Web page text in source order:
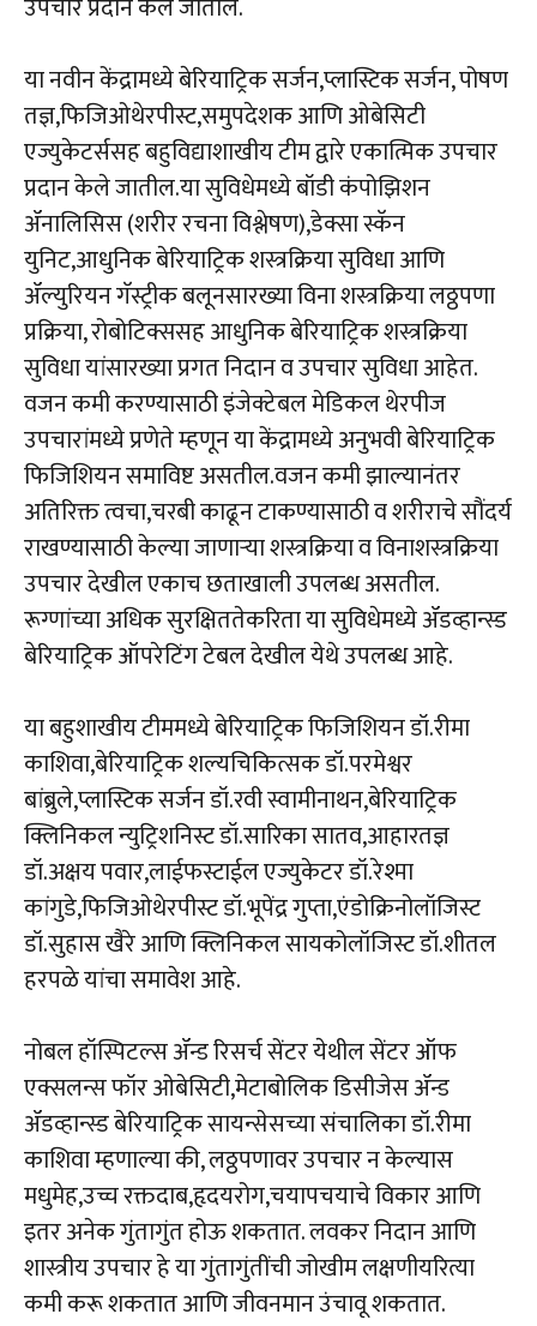
या नवीन केंद्रामध्ये बेरियाट्रिक सर्जन,प्लास्टिक सर्जन, पोषण
तज्ञ,फिजिओथेरपीस्ट,समुपदेशक आणि ओबेसिटी
एज्युकेटर्ससह बहुविद्याशाखीय टीम द्वारे एकात्मिक उपचार
प्रदान केले जातील.या सुविधेमध्ये बॉडी कंपोझिशन
ॲनालिसिस (शरीर रचना विश्लेषण),डेक्सा स्कॅन
युनिट,आधुनिक बेरियाट्रिक शस्त्रक्रिया सुविधा आणि
ॲल्युरियन गॅस्ट्रीक बलूनसारख्या विना शस्त्रक्रिया लठ्ठपणा
प्रक्रिया, रोबोटिक्ससह आधुनिक बेरियाट्रिक शस्त्रक्रिया
सुविधा यांसारख्या प्रगत निदान व उपचार सुविधा आहेत.
वजन कमी करण्यासाठी इंजेक्टेबल मेडिकल थेरपीज
उपचारांमध्ये प्रणेते म्हणून या केंद्रामध्ये अनुभवी बेरियाट्रिक
फिजिशियन समाविष्ट असतील.वजन कमी झाल्यानंतर
अतिरिक्त त्वचा,चरबी काढून टाकण्यासाठी व शरीराचे सौंदर्य
राखण्यासाठी केल्या जाणाऱ्या शस्त्रक्रिया व विनाशस्त्रक्रिया
उपचार देखील एकाच छताखाली उपलब्ध असतील.
रूग्णांच्या अधिक सुरक्षिततेकरिता या सुविधेमध्ये ॲडव्हान्स्ड
बेरियाट्रिक ऑपरेटिंग टेबल देखील येथे उपलब्ध आहे.
या बहुशाखीय टीममध्ये बेरियाट्रिक फिजिशियन डॉ.रीमा
काशिवा,बेरियाट्रिक शल्यचिकित्सक डॉ.परमेश्वर
बांब्रुले,प्लास्टिक सर्जन डॉ.रवी स्वामीनाथन,बेरियाट्रिक
क्लिनिकल न्युट्रिशनिस्ट डॉ.सारिका सातव,आहारतज्ञ
डॉ.अक्षय पवार,लाईफस्टाईल एज्युकेटर डॉ.रेश्मा
कांगुडे,फिजिओथेरपीस्ट डॉ.भूपेंद्र गुप्ता,एंडोक्रिनोलॉजिस्ट
डॉ.सुहास खैरे आणि क्लिनिकल सायकोलॉजिस्ट डॉ.शीतल
हरपळे यांचा समावेश आहे.
नोबल हॉस्पिटल्स ॲन्ड रिसर्च सेंटर येथील सेंटर ऑफ
एक्सलन्स फॉर ओबेसिटी,मेटाबोलिक डिसीजेस ॲन्ड
ॲडव्हान्स्ड बेरियाट्रिक सायन्सेसच्या संचालिका डॉ.रीमा
काशिवा म्हणाल्या की, लठ्ठपणावर उपचार न केल्यास
मधुमेह,उच्च रक्तदाब,हृदयरोग,चयापचयाचे विकार आणि
इतर अनेक गुंतागुंत होऊ शकतात. लवकर निदान आणि
शास्त्रीय उपचार हे या गुंतागुंतींची जोखीम लक्षणीयरित्या
कमी करू शकतात आणि जीवनमान उंचावू शकतात.